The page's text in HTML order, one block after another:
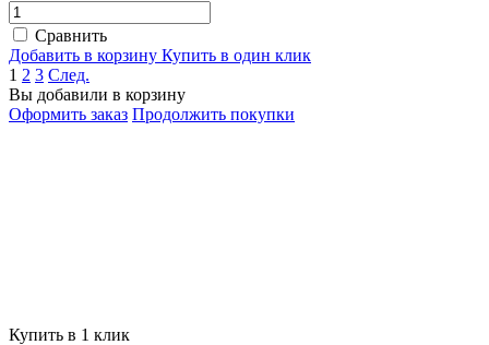
Сравнить
Добавить в корзину Купить в один клик
1 2 3 След.
Вы добавили в корзину
Оформить заказ Продолжить покупки
Купить в 1 клик